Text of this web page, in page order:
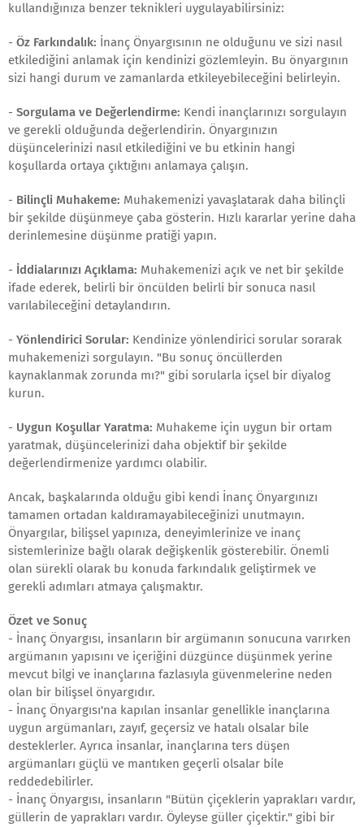
kullandığınıza benzer teknikleri uygulayabilirsiniz:
- Öz Farkındalık: İnanç Önyargısının ne olduğunu ve sizi nasıl
etkilediğini anlamak için kendinizi gözlemleyin. Bu önyargının
sizi hangi durum ve zamanlarda etkileyebileceğini belirleyin.
- Sorgulama ve Değerlendirme: Kendi inançlarınızı sorgulayın
ve gerekli olduğunda değerlendirin. Önyargınızın
düşüncelerinizi nasıl etkilediğini ve bu etkinin hangi
koşullarda ortaya çıktığını anlamaya çalışın.
- Bilinçli Muhakeme: Muhakemenizi yavaşlatarak daha bilinçli
bir şekilde düşünmeye çaba gösterin. Hızlı kararlar yerine daha
derinlemesine düşünme pratiği yapın.
- İddialarınızı Açıklama: Muhakemenizi açık ve net bir şekilde
ifade ederek, belirli bir öncülden belirli bir sonuca nasıl
varılabileceğini detaylandırın.
- Yönlendirici Sorular: Kendinize yönlendirici sorular sorarak
muhakemenizi sorgulayın. "Bu sonuç öncüllerden
kaynaklanmak zorunda mı?" gibi sorularla içsel bir diyalog
kurun.
- Uygun Koşullar Yaratma: Muhakeme için uygun bir ortam
yaratmak, düşüncelerinizi daha objektif bir şekilde
değerlendirmenize yardımcı olabilir.
Ancak, başkalarında olduğu gibi kendi İnanç Önyargınızı
tamamen ortadan kaldıramayabileceğinizi unutmayın.
Önyargılar, bilişsel yapınıza, deneyimlerinize ve inanç
sistemlerinize bağlı olarak değişkenlik gösterebilir. Önemli
olan sürekli olarak bu konuda farkındalık geliştirmek ve
gerekli adımları atmaya çalışmaktır.
Özet ve Sonuç
- İnanç Önyargısı, insanların bir argümanın sonucuna varırken
argümanın yapısını ve içeriğini düzgünce düşünmek yerine
mevcut bilgi ve inançlarına fazlasıyla güvenmelerine neden
olan bir bilişsel önyargıdır.
- İnanç Önyargısı'na kapılan insanlar genellikle inançlarına
uygun argümanları, zayıf, geçersiz ve hatalı olsalar bile
desteklerler. Ayrıca insanlar, inançlarına ters düşen
argümanları güçlü ve mantıken geçerli olsalar bile
reddedebilirler.
- İnanç Önyargısı, insanların "Bütün çiçeklerin yaprakları vardır,
güllerin de yaprakları vardır. Öyleyse güller çiçektir." gibi bir